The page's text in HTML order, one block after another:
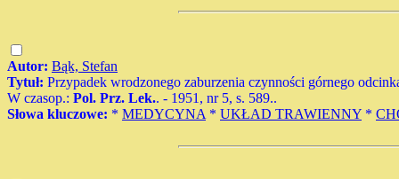
Autor: Bąk, Stefan
Tytuł: Przypadek wrodzonego zaburzenia czynności górnego
W czasop.: Pol. Prz. Lek.. - 1951, nr 5, s. 589..
Słowa kluczowe: * MEDYCYNA * UKŁAD TRAWIENNY *